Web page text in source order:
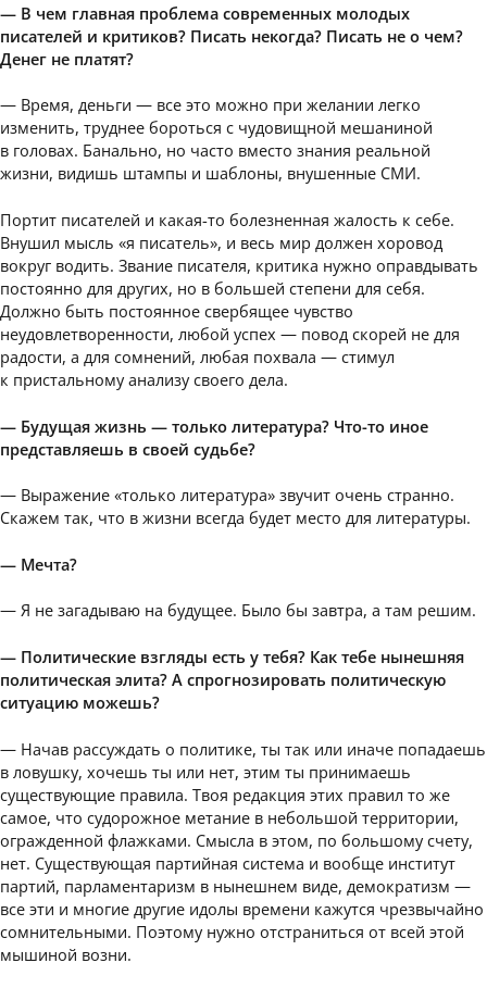
— В чем главная проблема современных молодых
писателей и критиков? Писать некогда? Писать не о чем?
Денег не платят?
— Время, деньги — все это можно при желании легко
изменить, труднее бороться с чудовищной мешаниной
в головах. Банально, но часто вместо знания реальной
жизни, видишь штампы и шаблоны, внушенные СМИ.
Портит писателей и какая-то болезненная жалость к себе.
Внушил мысль «я писатель», и весь мир должен хоровод
вокруг водить. Звание писателя, критика нужно оправдывать
постоянно для других, но в большей степени для себя.
Должно быть постоянное свербящее чувство
неудовлетворенности, любой успех — повод скорей не для
радости, а для сомнений, любая похвала — стимул
к пристальному анализу своего дела.
— Будущая жизнь — только литература? Что-то иное
представляешь в своей судьбе?
— Выражение «только литература» звучит очень странно.
Скажем так, что в жизни всегда будет место для литературы.
— Мечта?
— Я не загадываю на будущее. Было бы завтра, а там решим.
— Политические взгляды есть у тебя? Как тебе нынешняя
политическая элита? А спрогнозировать политическую
ситуацию можешь?
— Начав рассуждать о политике, ты так или иначе попадаешь
в ловушку, хочешь ты или нет, этим ты принимаешь
существующие правила. Твоя редакция этих правил то же
самое, что судорожное метание в небольшой территории,
огражденной флажками. Смысла в этом, по большому счету,
нет. Существующая партийная система и вообще институт
партий, парламентаризм в нынешнем виде, демократизм —
все эти и многие другие идолы времени кажутся чрезвычайно
сомнительными. Поэтому нужно отстраниться от всей этой
мышиной возни.